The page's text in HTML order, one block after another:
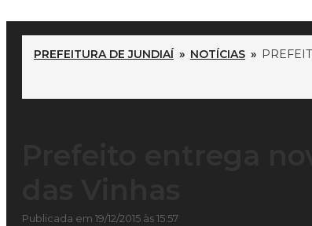
PREFEITURA DE JUNDIAÍ » NOTÍCIAS »
Publicada em 19/12/2015 às 15:57